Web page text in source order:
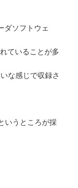
ダソフトウェ
ていることが多
な感じで収録さ
いうところが採